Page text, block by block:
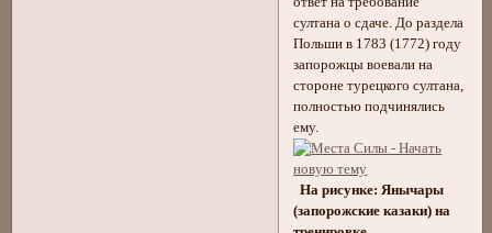
султана о сдаче. До раздела
Польши в 1783 (1772) году
запорожцы воевали на
стороне турецкого султана,
полностью подчинялись
ему.
На рисунке: Янычары
(запорожские казаки) на